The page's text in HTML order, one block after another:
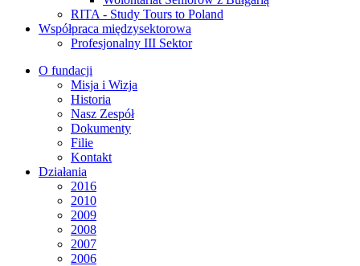
RITA - Study Tours to Poland
Współpraca międzysektorowa
Profesjonalny III Sektor
O fundacji
Misja i Wizja
Historia
Nasz Zespół
Dokumenty
Filie
Kontakt
Działania
2016
2010
2009
2008
2007
2006